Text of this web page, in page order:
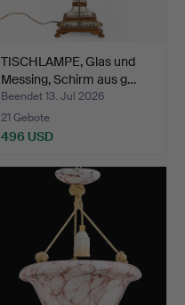
TISCHLAMPE, Glas und
Messing, Schirm aus g…
Beendet 13. Jul 2026
21 Gebote
496 USD